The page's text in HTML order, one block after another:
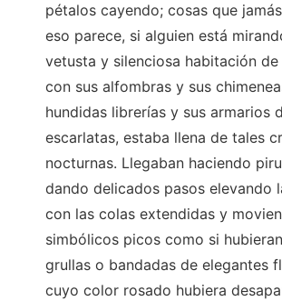
pétalos cayendo; cosas que
eso parece, si alguien está
vetusta y silenciosa habitación de
con sus alfombras y sus
hundidas librerías y sus armarios
escarlatas, estaba llena de tales
nocturnas. Llegaban haciendo
dando delicados pasos elevando
con las colas extendidas y
simbólicos picos como si
grullas o bandadas de elegantes
cuyo color rosado hubiera